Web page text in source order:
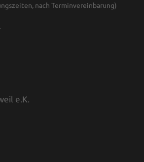
nach Terminvereinbarung)
e.K.